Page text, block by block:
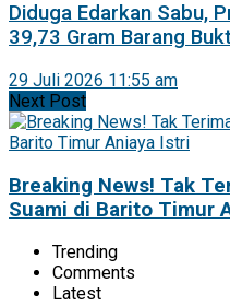
Diduga Edarkan Sabu,
39,73 Gram Barang
29 Juli 2026 11:55 am
Next Post
Breaking News! Tak
Suami di Barito Timur
Trending
Comments
Latest